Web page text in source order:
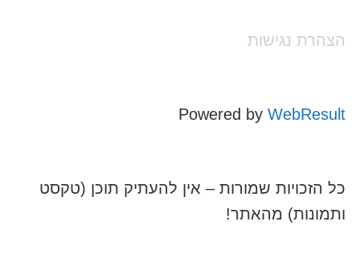
הצהרת נגישות
Powered byWebResult
כל הזכויות שמורות – אין להעתיק תוכן (טקסט
ותמונות) מהאתר!